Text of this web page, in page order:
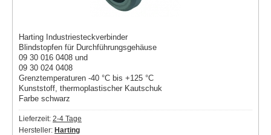
Harting Industriesteckverbinder
Blindstopfen für Durchführungsgehäuse
09 30 016 0408 und
09 30 024 0408
Grenztemperaturen -40 °C bis +125 °C
Kunststoff, thermoplastischer Kautschuk
Farbe schwarz
Lieferzeit: 2-4 Tage
Hersteller: Harting